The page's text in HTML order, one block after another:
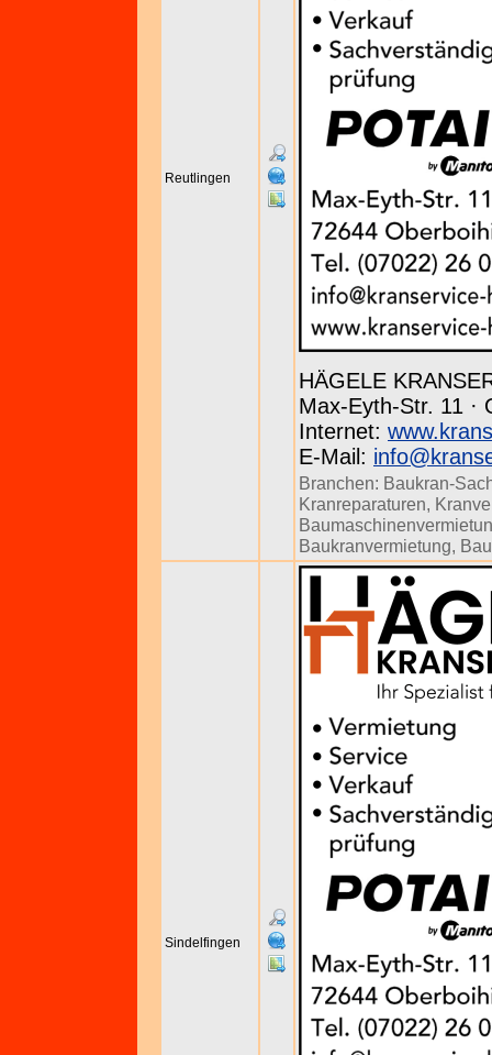
Reutlingen
HÄGELE
Max-Eyth-Str. 11 ·
Internet:
E-Mail:
Branchen: Baukran-
Kranreparaturen,
Baukranvermietung,
Sindelfingen